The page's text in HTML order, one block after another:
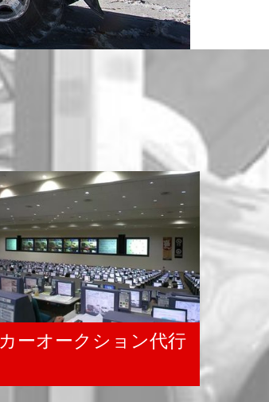
カーオークション代行